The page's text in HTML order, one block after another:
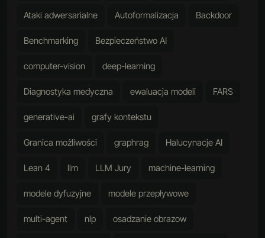
Ataki adwersarialne Autoformalizacja Backdoor
Benchmarking Bezpieczeństwo AI
computer-vision deep-learning
Diagnostyka medyczna ewaluacja modeli FARS
generative-ai grafy kontekstu
Granica możliwości graphrag Halucynacje AI
Lean 4 llm LLM Jury machine-learning
modele dyfuzyjne modele przepływowe
multi-agent nlp osadzanie obrazow